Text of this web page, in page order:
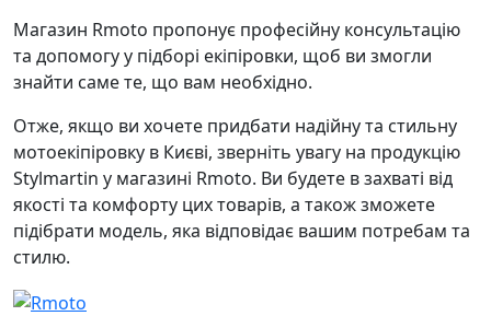
Магазин Rmoto пропонує професійну консультацію
та допомогу у підборі екіпіровки, щоб ви змогли
знайти саме те, що вам необхідно.
Отже, якщо ви хочете придбати надійну та стильну
мотоекіпіровку в Києві, зверніть увагу на продукцію
Stylmartin у магазині Rmoto. Ви будете в захваті від
якості та комфорту цих товарів, а також зможете
підібрати модель, яка відповідає вашим потребам та
стилю.